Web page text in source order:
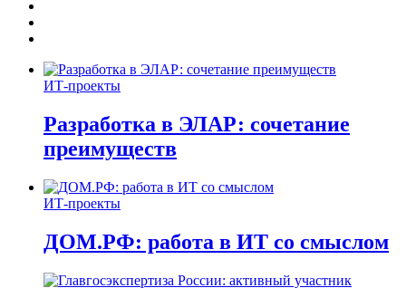
ИТ-проекты
Разработка в ЭЛАР: сочетание
преимуществ
ИТ-проекты
ДОМ.РФ: работа в ИТ со смыслом